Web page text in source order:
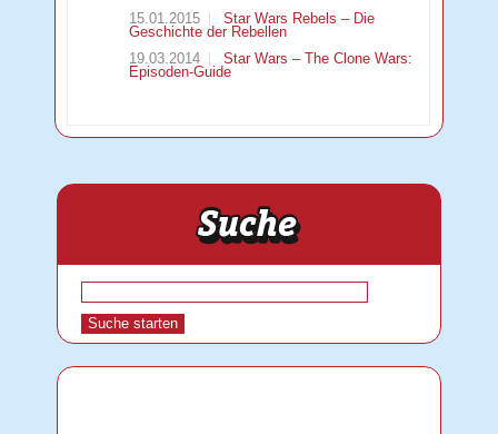
15.01.2015
Star Wars Rebels – Die
Geschichte der Rebellen
19.03.2014
Star Wars – The Clone Wars:
Episoden-Guide